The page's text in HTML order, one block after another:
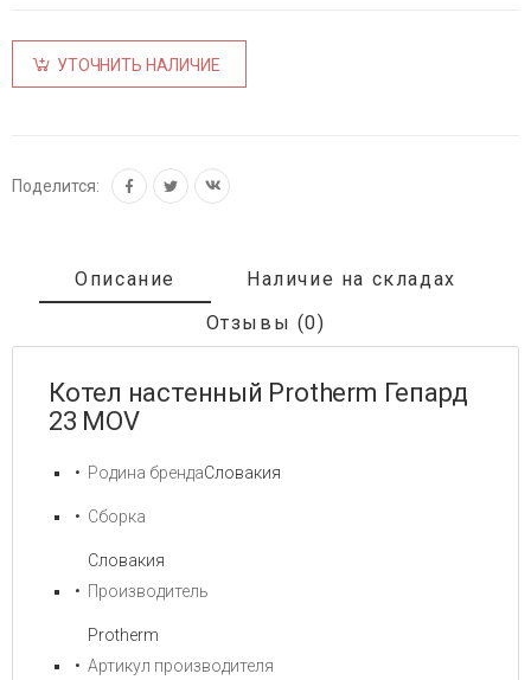
УТОЧНИТЬ НАЛИЧИЕ
Поделится:
Описание
Наличие на складах
Отзывы (0)
Котел настенный Protherm Гепард
23 МОV
Родина брендаСловакия
Сборка
Словакия
Производитель
Protherm
Артикул производителя